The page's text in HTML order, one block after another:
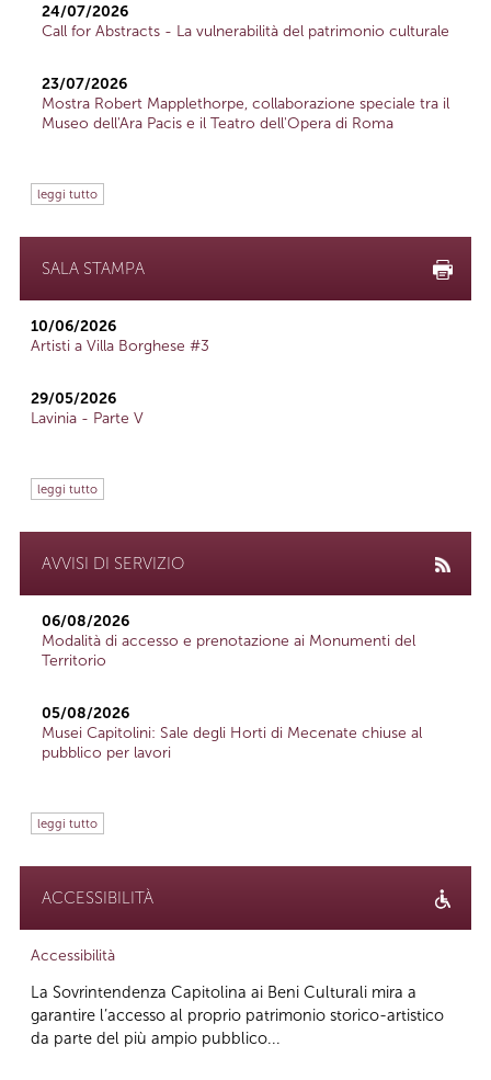
24/07/2026
Call for Abstracts - La vulnerabilità del patrimonio culturale
23/07/2026
Mostra Robert Mapplethorpe, collaborazione speciale tra il
Museo dell'Ara Pacis e il Teatro dell'Opera di Roma
leggi tutto
SALA STAMPA
10/06/2026
Artisti a Villa Borghese #3
29/05/2026
Lavinia - Parte V
leggi tutto
AVVISI DI SERVIZIO
06/08/2026
Modalità di accesso e prenotazione ai Monumenti del
Territorio
05/08/2026
Musei Capitolini: Sale degli Horti di Mecenate chiuse al
pubblico per lavori
leggi tutto
ACCESSIBILITÀ
Accessibilità
La Sovrintendenza Capitolina ai Beni Culturali mira a
garantire l’accesso al proprio patrimonio storico-artistico
da parte del più ampio pubblico...